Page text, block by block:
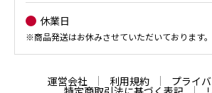
休業日
※商品発送はお休みさせていただいております。
運営会社 利用規約 プライ